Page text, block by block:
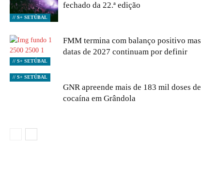
// S+ SETÚBAL
fechado da 22.ª edição
// S+ SETÚBAL
FMM termina com balanço positivo mas
datas de 2027 continuam por definir
// S+ SETÚBAL
GNR apreende mais de 183 mil doses de
cocaína em Grândola